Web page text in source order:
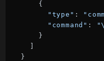
    {
"type" :
"command" :
    }
}